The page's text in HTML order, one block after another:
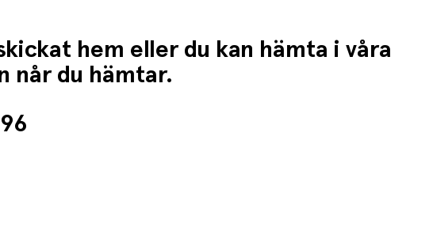
hem eller du kan hämta i våra
når du hämtar.